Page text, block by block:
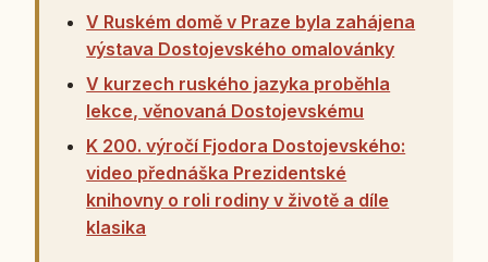
V Ruském domě v Praze byla zahájena
výstava Dostojevského omalovánky
V kurzech ruského jazyka proběhla
lekce, věnovaná Dostojevskému
K 200. výročí Fjodora Dostojevského:
video přednáška Prezidentské
knihovny o roli rodiny v životě a díle
klasika